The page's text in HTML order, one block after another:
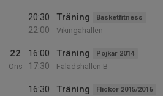
20:30
22:00
Träning Basketfitness
Vikingahallen
22
Ons
16:00
17:30
Träning Pojkar 2014
Fäladshallen B
16:30
Träning Flickor 2015/2016